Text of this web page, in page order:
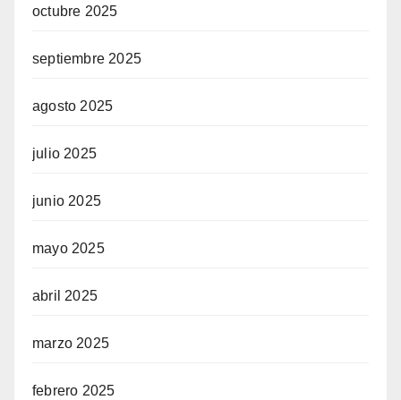
octubre 2025
septiembre 2025
agosto 2025
julio 2025
junio 2025
mayo 2025
abril 2025
marzo 2025
febrero 2025